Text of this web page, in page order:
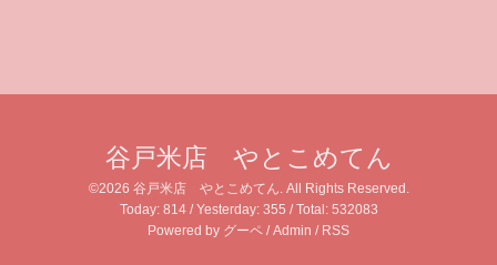
谷戸米店 やとこめてん
©2026 谷戸米店 やとこめてん. All Rights Reserved.
Today: 814/ Yesterday: 355 / Total: 532083
Powered by グーペ /Admin / RSS